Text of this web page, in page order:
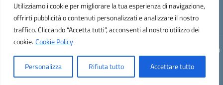
Utilizziamo i cookie per migliorare la tua esperienza di navigazione,
offrirti pubblicità o contenuti personalizzati e analizzare il nostro
traffico. Cliccando “Accetta tutti”, acconsenti al nostro utilizzo dei
cookie. Cookie Policy
Personalizza Rifiuta tutto Accettare tutto
TU - 522 - 0316743 LS G. MARCONI SS IBAN
IT72S0101517208000070058412
Concept & Design by Designers Italia